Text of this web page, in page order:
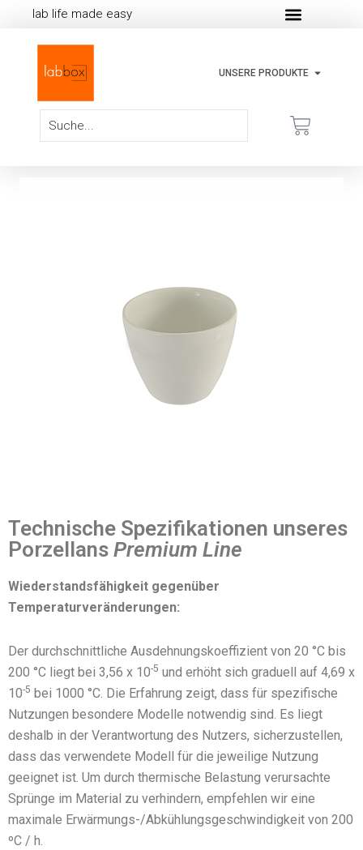
lab life made easy
UNSERE PRODUKTE
Technische Spezifikationen unseres
Porzellans Premium Line
Wiederstandsfähigkeit gegenüber
Temperaturveränderungen:
Der durchschnittliche Ausdehnungskoeffizient von 20 °C bis
200 °C liegt bei 3,56 x 10-5 und erhöht sich graduell auf 4,69 x
10-5 bei 1000 °C. Die Erfahrung zeigt, dass für spezifische
Nutzungen besondere Modelle notwendig sind. Es liegt
deshalb in der Verantwortung des Nutzers, sicherzustellen,
dass das verwendete Modell für die jeweilige Nutzung
geeignet ist. Um durch thermische Belastung verursachte
Sprünge im Material zu verhindern, empfehlen wir eine
maximale Erwärmungs-/Abkühlungsgeschwindigkeit von 200
ºC / h.